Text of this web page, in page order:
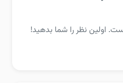
اولین نظر را شما بدهید!